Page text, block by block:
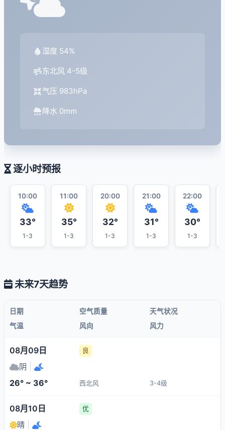
湿度 54%
东北风 4-5级
气压 983hPa
降水 0mm
逐小时预报
10:00
33°
1-3
11:00
35°
1-3
20:00
32°
1-3
21:00
31°
1-3
22:00
30°
1-3
未来7天趋势
日期 空气质量
天气状况
气温
风向 风力
08月09日 良
阴
26° ~ 36° 西北风 3-4级
08月10日 优
晴